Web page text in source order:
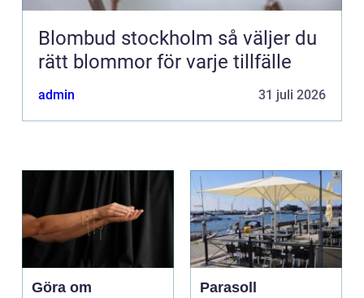
Blombud stockholm så väljer du
rätt blommor för varje tillfälle
admin 31 juli 2026
Göra om
Parasoll